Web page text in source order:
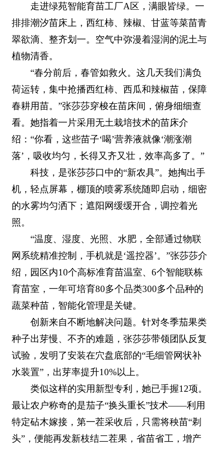
走进绿苑智能育苗工厂A区，满眼皆绿。一
排排潮汐苗床上，西红柿、辣椒、甘蓝等菜苗青
翠欲滴、整齐划一。空气中弥漫着湿润的泥土与
植物清香。
“春分前后，春管如救火。这几天我们满负
荷运转，集中抢播西红柿、西瓜和辣椒苗，保障
春耕用苗。”张莎莎穿梭在苗床间，俯身细细查
看。她指着一片采用无土栽培技术的苗床介
绍：“你看，这些苗子‘喝’营养液就像‘潮涨潮
落’，吸收均匀，长得又齐又壮，效率高多了。”
科技，是张莎莎口中的“新农具”。她掏出手
机，轻点屏幕，棚顶的喷雾系统随即启动，细密
的水雾均匀洒下；遮阳网缓缓开合，调控着光
照。
“温度、湿度、光照、水肥，全部通过物联
网系统精准控制，手机就是‘遥控器’。”张莎莎介
绍，园区内10个高标准育苗温室、6个智能联栋
育苗室，一年可培育80多个品类300多个品种的
蔬菜种苗，智能化管理是关键。
创新来自不断地解决问题。针对冬季茄果类
种子出芽慢、不齐的难题，张莎莎带领团队反复
试验，发明了安装在穴盘底部的“毛细管网状补
水装置”，出芽率提升10%以上。
类似这样的实用新型专利，她已手握12项。
最让农户称奇的是茄子“换头重长”技术——利用
特定砧木嫁接，第一茬采收后，只需将秧苗“剃
头”，便能再发新枝结二茬果，省苗省工，增产